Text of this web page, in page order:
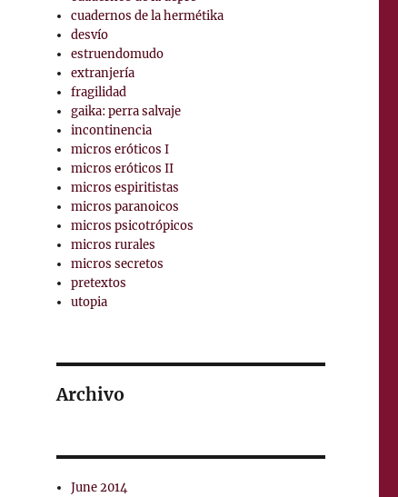
cuadernos de la hermétika
desvío
estruendomudo
extranjería
fragilidad
gaika: perra salvaje
incontinencia
micros eróticos I
micros eróticos II
micros espiritistas
micros paranoicos
micros psicotrópicos
micros rurales
micros secretos
pretextos
utopia
Archivo
June 2014